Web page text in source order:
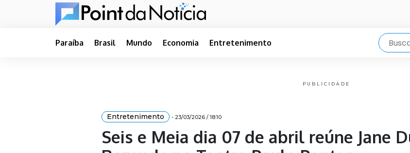
Paraíba Brasil Mundo Economia Entretenimento
PUBLICIDADE
Entretenimento - 23/03/2026 / 18:10
Seis e Meia dia 07 de abril reúne Jane